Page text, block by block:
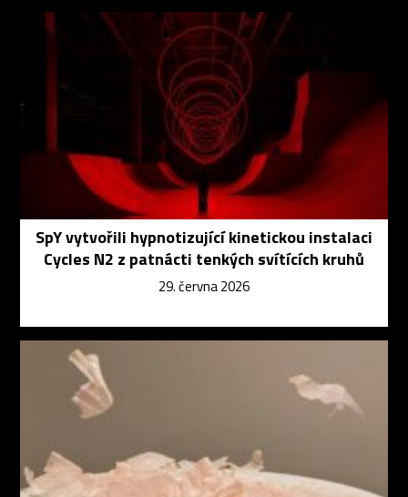
SpY vytvořili hypnotizující kinetickou instalaci
Cycles N2 z patnácti tenkých svítících kruhů
29. června 2026